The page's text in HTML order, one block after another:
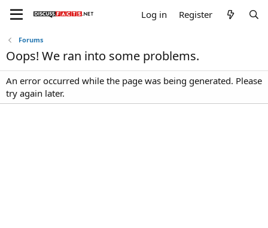
Log in Register
Forums
Oops! We ran into some problems.
An error occurred while the page was being generated. Please
try again later.